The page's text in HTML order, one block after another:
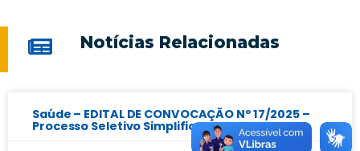
Notícias Relacionadas
Saúde – EDITAL DE CONVOCAÇÃO Nº 17/2025 –
Processo Seletivo Simplificado